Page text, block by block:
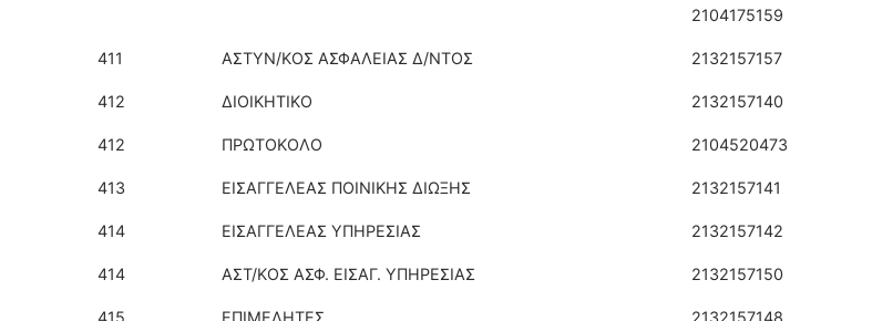
2104175159
411 ΑΣΤΥΝ/ΚΟΣ ΑΣΦΑΛΕΙΑΣ Δ/ΝΤΟΣ 2132157157
412 ΔΙΟΙΚΗΤΙΚΟ 2132157140
412 ΠΡΩΤΟΚΟΛΟ 2104520473
413 ΕΙΣΑΓΓΕΛΕΑΣ ΠΟΙΝΙΚΗΣ ΔΙΩΞΗΣ 2132157141
414 ΕΙΣΑΓΓΕΛΕΑΣ ΥΠΗΡΕΣΙΑΣ 2132157142
414 ΑΣΤ/ΚΟΣ ΑΣΦ. ΕΙΣΑΓ. ΥΠΗΡΕΣΙΑΣ 2132157150
415 ΕΠΙΜΕΛΗΤΕΣ 2132157148